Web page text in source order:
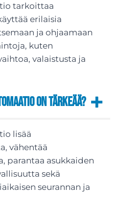
tarkoittaa
erilaisia
ja ohjaamaan
kuten
valaistusta ja
on tärkeää?
lisää
vähentää
parantaa asukkaiden
sekä
seurannan ja